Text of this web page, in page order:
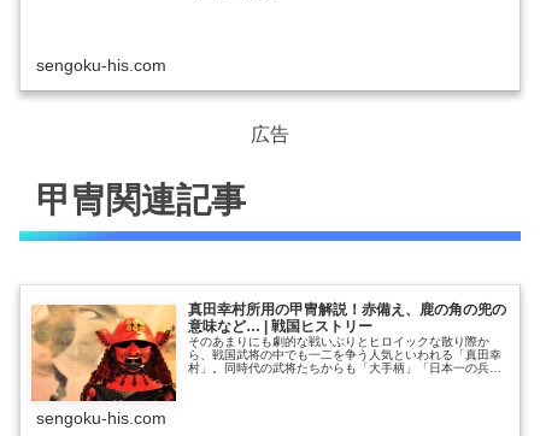
sengoku-his.com
広告
甲冑関連記事
真田幸村所用の甲冑解説！赤備え、鹿の角の兜の
意味など… | 戦国ヒストリー
そのあまりにも劇的な戦いぶりとヒロイックな散り際か
ら、戦国武将の中でも一二を争う人気といわれる「真田幸
村」。同時代の武将たちからも「大手柄」「日本一の兵
sengoku-his.com